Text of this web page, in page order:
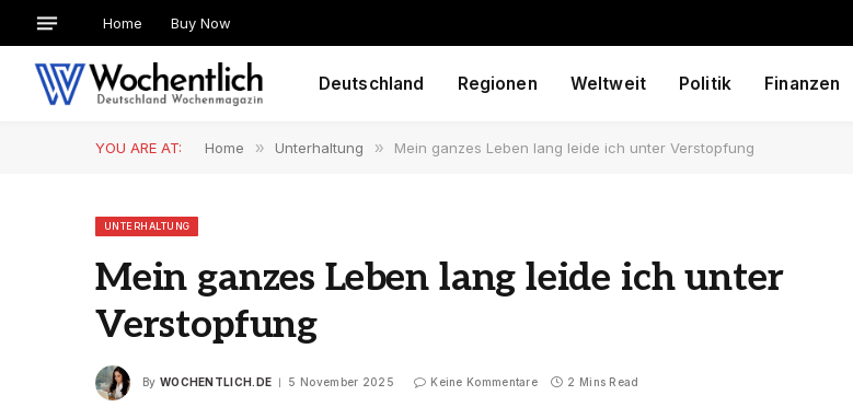
Home Buy Now
Deutschland Regionen Weltweit Politik Finanzen
YOU ARE AT: Home » Unterhaltung » Mein ganzes Leben lang leide ich unter Verstopfung
UNTERHALTUNG
Mein ganzes Leben lang leide ich unter
Verstopfung
By WOCHENTLICH.DE 5 November 2025 Keine Kommentare 2 Mins Read